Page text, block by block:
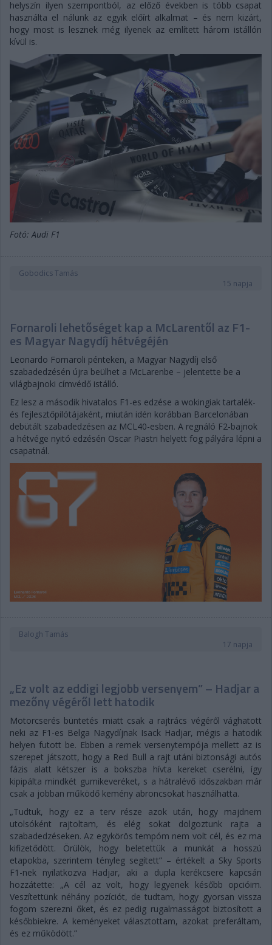
helyszín ilyen szempontból, az előző években is több csapat
használta el nálunk az egyik előírt alkalmat – és nem kizárt,
hogy most is lesznek még ilyenek az említett három istállón
kívül is.
Fotó: Audi F1
Gobodics Tamás
15 napja
Fornaroli lehetőséget kap a McLarentől az F1-
es Magyar Nagydíj hétvégéjén
Leonardo Fornaroli pénteken, a Magyar Nagydíj első
szabadedzésén újra beülhet a McLarenbe – jelentette be a
világbajnoki címvédő istálló.
Ez lesz a második hivatalos F1-es edzése a wokingiak tartalék-
és fejlesztőpilótájaként, miután idén korábban Barcelonában
debütált szabadedzésen az MCL40-esben. A regnáló F2-bajnok
a hétvége nyitó edzésén Oscar Piastri helyett fog pályára lépni a
csapatnál.
Balogh Tamás
17 napja
„Ez volt az eddigi legjobb versenyem” – Hadjar a
mezőny végéről lett hatodik
Motorcserés büntetés miatt csak a rajtrács végéről vághatott
neki az F1-es Belga Nagydíjnak Isack Hadjar, mégis a hatodik
helyen futott be. Ebben a remek versenytempója mellett az is
szerepet játszott, hogy a Red Bull a rajt utáni biztonsági autós
fázis alatt kétszer is a bokszba hívta kereket cserélni, így
kipipálta mindkét gumikeveréket, s a hátralévő időszakban már
csak a jobban működő kemény abroncsokat használhatta.
„Tudtuk, hogy ez a terv része azok után, hogy majdnem
utolsóként rajtoltam, és elég sokat dolgoztunk rajta a
szabadedzéseken. Az egykörös tempóm nem volt cél, és ez ma
kifizetődött. Örülök, hogy beletettük a munkát a hosszú
etapokba, szerintem tényleg segített” – értékelt a Sky Sports
F1-nek nyilatkozva Hadjar, aki a dupla kerékcsere kapcsán
hozzátette: „A cél az volt, hogy legyenek később opcióim.
Veszítettünk néhány pozíciót, de tudtam, hogy gyorsan vissza
fogom szerezni őket, és ez pedig rugalmasságot biztosított a
későbbiekre. A keményeket választottam, azokat preferáltam,
és ez működött.”